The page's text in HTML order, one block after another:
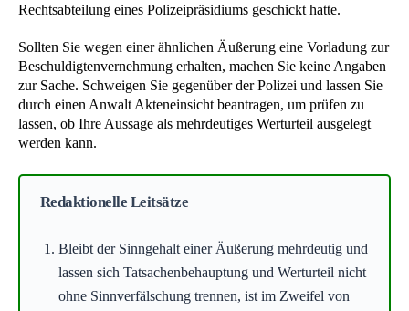
Rechtsabteilung eines Polizeipräsidiums geschickt hatte.
Sollten Sie wegen einer ähnlichen Äußerung eine Vorladung zur
Beschuldigtenvernehmung erhalten, machen Sie keine Angaben
zur Sache. Schweigen Sie gegenüber der Polizei und lassen Sie
durch einen Anwalt Akteneinsicht beantragen, um prüfen zu
lassen, ob Ihre Aussage als mehrdeutiges Werturteil ausgelegt
werden kann.
Redaktionelle Leitsätze
Bleibt der Sinngehalt einer Äußerung mehrdeutig und
lassen sich Tatsachenbehauptung und Werturteil nicht
ohne Sinnverfälschung trennen, ist im Zweifel von